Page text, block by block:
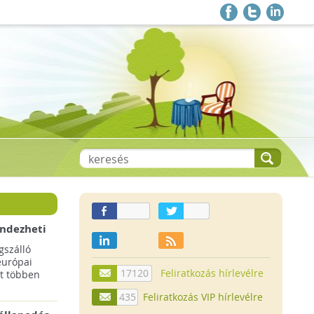
többen
17120
Feliratkozás hírlevélre
435
Feliratkozás VIP hírlevélre